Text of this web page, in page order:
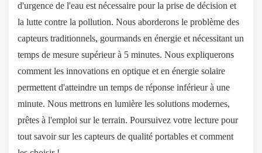
d'urgence de l'eau est nécessaire pour la prise de décision et
la lutte contre la pollution. Nous aborderons le problème des
capteurs traditionnels, gourmands en énergie et nécessitant un
temps de mesure supérieur à 5 minutes. Nous expliquerons
comment les innovations en optique et en énergie solaire
permettent d'atteindre un temps de réponse inférieur à une
minute. Nous mettrons en lumière les solutions modernes,
prêtes à l'emploi sur le terrain. Poursuivez votre lecture pour
tout savoir sur les capteurs de qualité portables et comment